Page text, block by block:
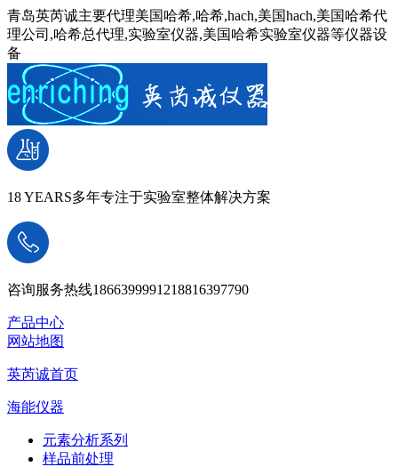
青岛英芮诚主要代理美国哈希,哈希,hach,美国hach,美国哈希代
理公司,哈希总代理,实验室仪器,美国哈希实验室仪器等仪器设
备
18 YEARS多年专注于实验室整体解决方案
咨询服务热线1866399991218816397790
产品中心
网站地图
英芮诚首页
海能仪器
元素分析系列
样品前处理